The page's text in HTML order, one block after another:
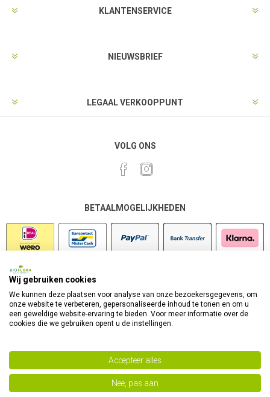
KLANTENSERVICE
NIEUWSBRIEF
LEGAAL VERKOOPPUNT
VOLG ONS
BETAALMOGELIJKHEDEN
Powered bynopCommerce
Wij gebruiken cookies
We kunnen deze plaatsen voor analyse van onze bezoekersgegevens, om
onze website te verbeteren, gepersonaliseerde inhoud te tonen en om u
een geweldige website-ervaring te bieden. Voor meer informatie over de
cookies die we gebruiken opent u de instellingen.
Accepteer alles
Nee, pas aan